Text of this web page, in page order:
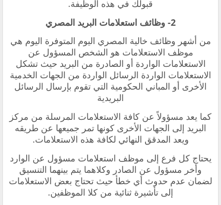
قبولك في هذه الوظيفة.
2- وظائف استعلامات البريد المصري
من أشهر وظائف خالية المصري اليوم المتوفرة اليوم هي
موظف الاستعلامات هو الشخص المسؤول عن
الاستعلامات الواردة أو الصادرة من البريد حيث تشكل
الاستعلامات الواردة الرسائل الواردة من الجهات الخدمية
الأخرى أو المباني الحكومية التي تقوم بإرسال الرسائل
البريدية
كما يعد مسؤولاً عن كافة الاستعلامات المرسلة من مركز
البريد إلى الجهات الأخرى كونها تمر جميعها عن طريقه
ويعد المدقق النهائي لكافة هذه الاستعلامات.
يحتاج كل فرع إلى موظف استعلامات مسؤول عن الوارد
وأخر مسؤول عن الصادر وكلاهما يتم بينهما التنسيق
لضمان عدم حدوث أي خطأ حيث تحتاج بعض الاستعلامات
إلى تأشيرة ثنائية من كلا الموظفين.